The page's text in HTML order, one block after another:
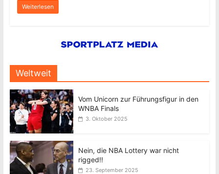
Weiterlesen
Weltweit
Vom Unicorn zur Führungsfigur in den
WNBA Finals
3. Oktober 2025
Nein, die NBA Lottery war nicht
rigged!!
23. September 2025